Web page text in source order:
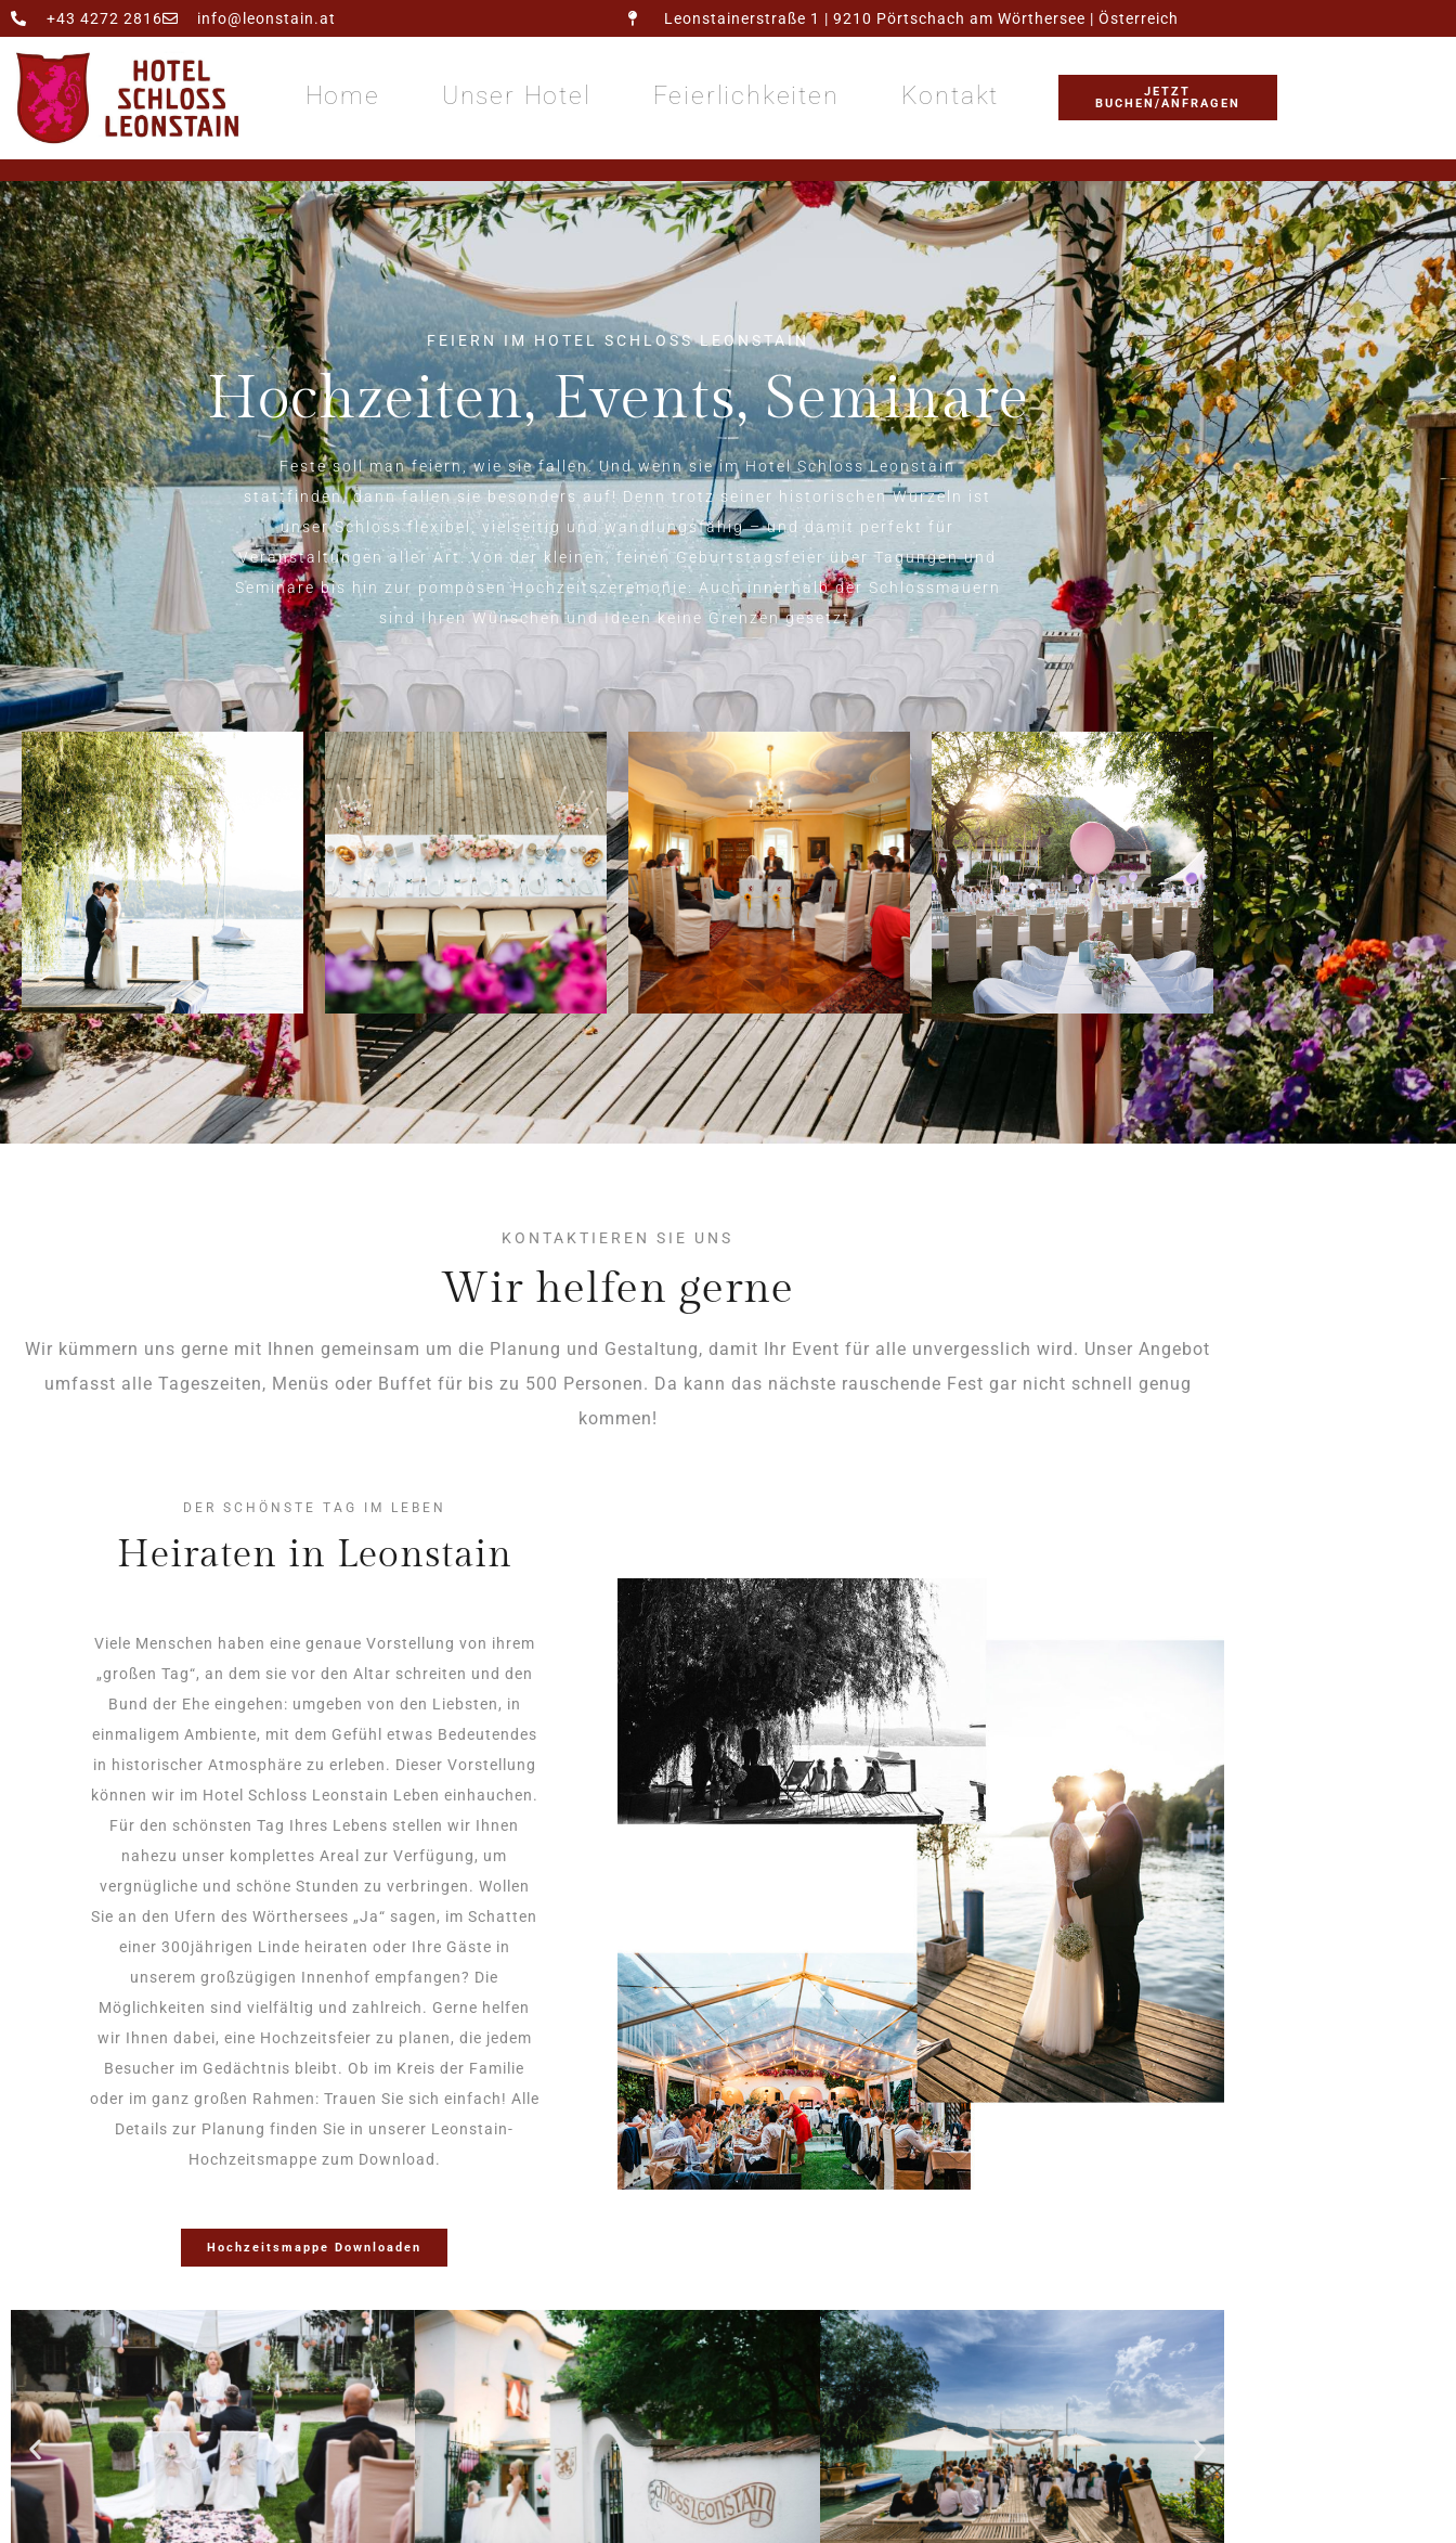
+43 4272 2816 info@leonstain.at Leonstainerstraße 1 | 9210 Pörtschach am Wörthersee | Österreich
Home Unser Hotel Feierlichkeiten Kontakt
JETZT
BUCHEN/ANFRAGEN
FEIERN IM HOTEL SCHLOSS LEONSTAIN
Hochzeiten, Events, Seminare
Feste soll man feiern, wie sie fallen. Und wenn sie im Hotel Schloss Leonstain
stattfinden, dann fallen sie besonders auf! Denn trotz seiner historischen Wurzeln ist
unser Schloss flexibel, vielseitig und wandlungsfähig – und damit perfekt für
Veranstaltungen aller Art. Von der kleinen, feinen Geburtstagsfeier über Tagungen und
Seminare bis hin zur pompösen Hochzeitszeremonie: Auch innerhalb der Schlossmauern
sind Ihren Wünschen und Ideen keine Grenzen gesetzt.
KONTAKTIEREN SIE UNS
Wir helfen gerne
Wir kümmern uns gerne mit Ihnen gemeinsam um die Planung und Gestaltung, damit Ihr Event für alle unvergesslich wird. Unser Angebot
umfasst alle Tageszeiten, Menüs oder Buffet für bis zu 500 Personen. Da kann das nächste rauschende Fest gar nicht schnell genug
kommen!
DER SCHÖNSTE TAG IM LEBEN
Heiraten in Leonstain
Viele Menschen haben eine genaue Vorstellung von ihrem
„großen Tag“, an dem sie vor den Altar schreiten und den
Bund der Ehe eingehen: umgeben von den Liebsten, in
einmaligem Ambiente, mit dem Gefühl etwas Bedeutendes
in historischer Atmosphäre zu erleben. Dieser Vorstellung
können wir im Hotel Schloss Leonstain Leben einhauchen.
Für den schönsten Tag Ihres Lebens stellen wir Ihnen
nahezu unser komplettes Areal zur Verfügung, um
vergnügliche und schöne Stunden zu verbringen. Wollen
Sie an den Ufern des Wörthersees „Ja“ sagen, im Schatten
einer 300jährigen Linde heiraten oder Ihre Gäste in
unserem großzügigen Innenhof empfangen? Die
Möglichkeiten sind vielfältig und zahlreich. Gerne helfen
wir Ihnen dabei, eine Hochzeitsfeier zu planen, die jedem
Besucher im Gedächtnis bleibt. Ob im Kreis der Familie
oder im ganz großen Rahmen: Trauen Sie sich einfach! Alle
Details zur Planung finden Sie in unserer Leonstain-
Hochzeitsmappe zum Download.
Hochzeitsmappe Downloaden